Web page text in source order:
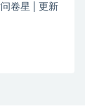
卷星 | 更新